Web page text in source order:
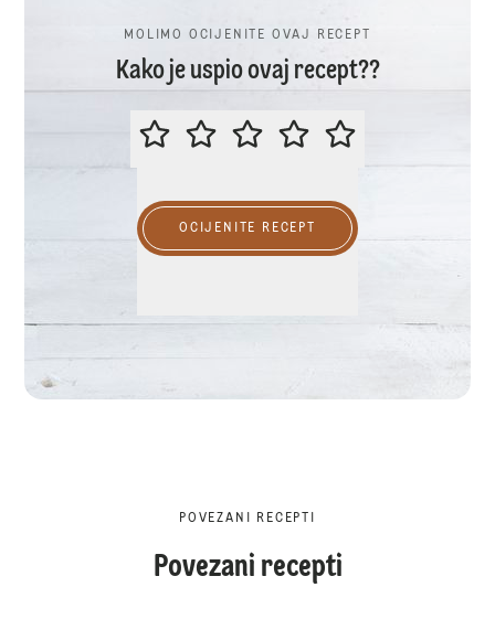
MOLIMO OCIJENITE OVAJ RECEPT
Kako je uspio ovaj recept??
MOLIMO OCIJENITE OVAJ
OCIJENITE RECEPT
POVEZANI RECEPTI
Povezani recepti